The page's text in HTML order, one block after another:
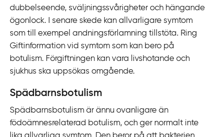
dubbelseende, sväljningssvårigheter och hängande
ögonlock. I senare skede kan allvarligare symtom
som till exempel andningsförlamning tillstöta. Ring
Giftinformation vid symtom som kan bero på
botulism. Förgiftningen kan vara livshotande och
sjukhus ska uppsökas omgående.
Spädbarnsbotulism
Spädbarnsbotulism är ännu ovanligare än
födoämnesrelaterad botulism, och ger normalt inte